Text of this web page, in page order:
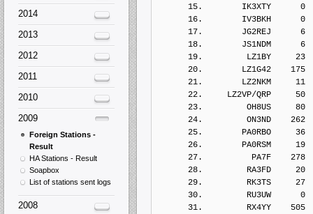
15.        IK3XTY      0
16.        IV3BKH      0
17.        JG2REJ      6
18.        JS1NDM      6
19.         LZ1BY     23
20.        LZ1G42    175
21.        LZ2NKM     11
22.     LZ2VP/QRP     50
23.         OH8US     80
24.         ON3ND    262
25.        PA0RBO     36
26.        PA0RSM     19
27.          PA7F    278
28.         RA3FD     20
29.         RK3TS     27
30.         RU3UW      0
31.         RX4YY    505
2014
2013
2012
2011
2010
2009
Foreign Stations -
Result
HA Stations - Result
Soapbox
List of stations sent logs
2008